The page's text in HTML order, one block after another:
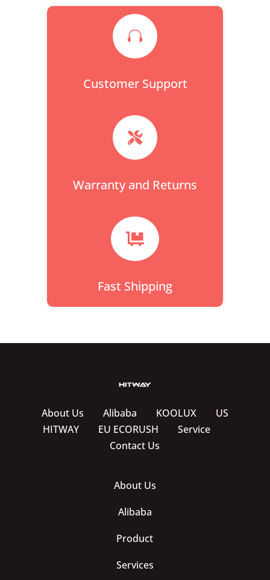

Customer Support

Warranty and Returns

Fast Shipping
About Us Alibaba KOOLUX
US
HITWAY
EU ECORUSH
Service
Contact Us
About Us
Alibaba
Product
Services